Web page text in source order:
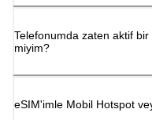
Telefonumda zaten aktif
miyim?
eSIM'imle Mobil Hotspot